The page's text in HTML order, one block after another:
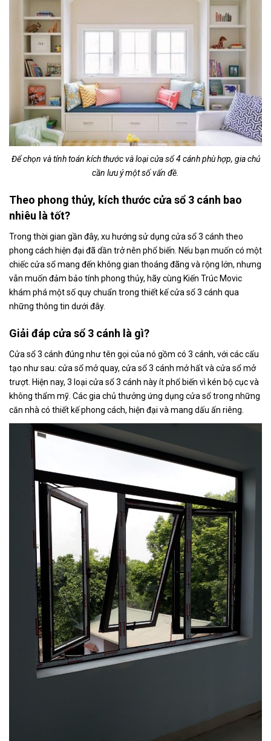
Để chọn và tính toán kích thước và loại cửa sổ 4 cánh phù hợp, gia chủ
cần lưu ý một số vấn đề.
Theo phong thủy, kích thước cửa sổ 3 cánh bao
nhiêu là tốt?
Trong thời gian gần đây, xu hướng sử dụng cửa sổ 3 cánh theo
phong cách hiện đại đã dần trở nên phổ biến. Nếu bạn muốn có một
chiếc cửa sổ mang đến không gian thoáng đãng và rộng lớn, nhưng
vẫn muốn đảm bảo tính phong thủy, hãy cùng Kiến Trúc Movic
khám phá một số quy chuẩn trong thiết kế cửa sổ 3 cánh qua
những thông tin dưới đây.
Giải đáp cửa sổ 3 cánh là gì?
Cửa sổ 3 cánh đúng như tên gọi của nó gồm có 3 cánh, với các cấu
tạo như sau: cửa sổ mở quay, cửa sổ 3 cánh mở hất và cửa sổ mở
trượt. Hiện nay, 3 loại cửa sổ 3 cánh này ít phổ biến vì kén bộ cục và
không thẩm mỹ. Các gia chủ thưởng ứng dụng cửa sổ trong những
căn nhà có thiết kế phong cách, hiện đại và mang dấu ấn riêng.